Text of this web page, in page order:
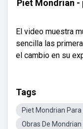
Piet Mondrian -
El video muestra
sencilla las
el cambio en su
Tags
Piet Mondrian Para
Obras De